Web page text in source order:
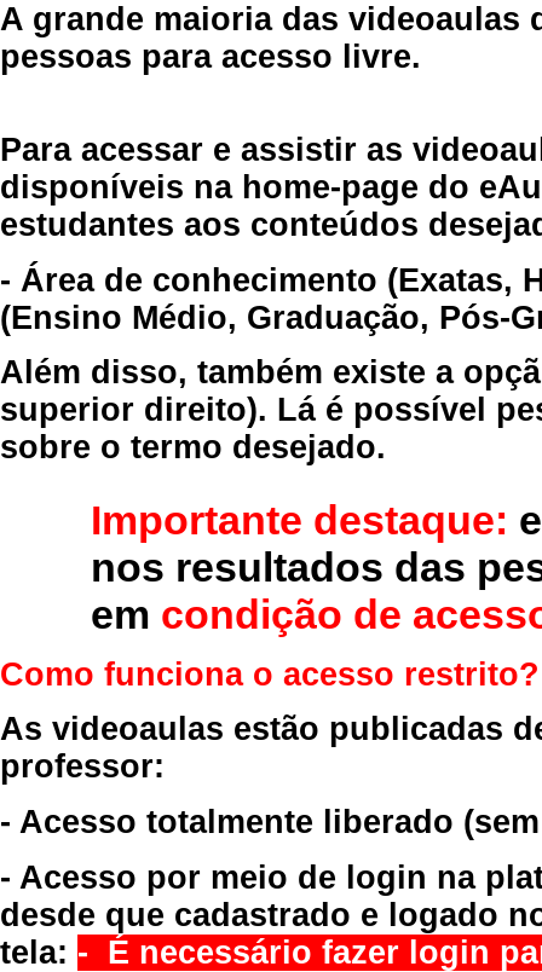
A grande maioria das videoaulas
pessoas para acesso livre.
Para acessar e assistir as
disponíveis na home-page do
estudantes aos conteúdos
- Área de conhecimento (Exatas,
(Ensino Médio, Graduação, Pós-
Além disso, também existe a
superior direito). Lá é possível
sobre o termo desejado.
Importante destaque:
nos resultados das
em condição de
Como funciona o acesso restrito?
As videoaulas estão publicadas
professor:
- Acesso totalmente liberado
- Acesso por meio de login na
desde que cadastrado e logado
tela: - É necessário fazer login